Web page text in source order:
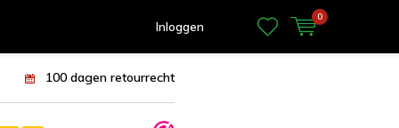
Inloggen
0
100 dagen retourrecht